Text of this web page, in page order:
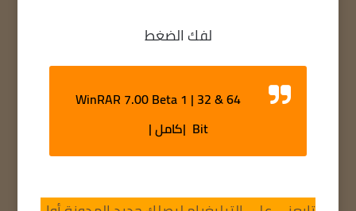
لفك الضغط
WinRAR 7.00 Beta 1 | 32 & 64
Bit |كامل |